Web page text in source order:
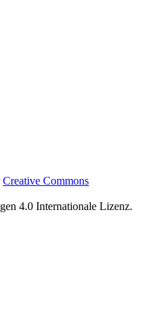
Creative Commons
4.0 Internationale Lizenz.